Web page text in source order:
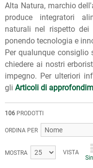
Alta Natura, marchio
produce integratori
naturali nel rispetto dei
ponendo tecnologia e
Per qualunque
chiedere ai nostri
impegno. Per ulteriori
gli Articoli di
106 PRODOTTI
ORDINA PER
MOSTRA VISTA